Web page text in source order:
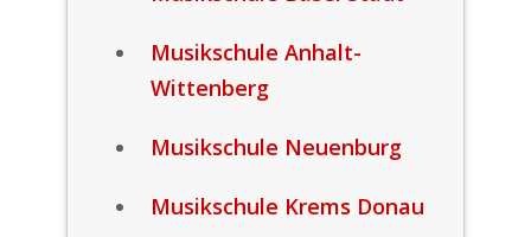
Musikschule Anhalt-
Wittenberg
Musikschule Neuenburg
Musikschule Krems Donau